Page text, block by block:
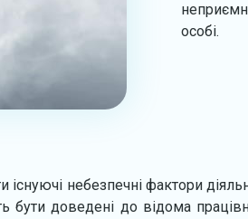
особі.
небезпечні фактори
бути доведені до відома